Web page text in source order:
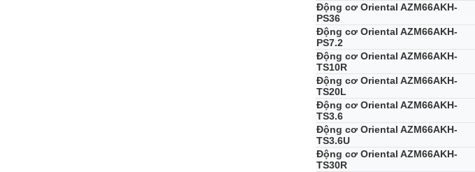
Động cơ Oriental AZM66AKH-
PS36
Động cơ Oriental AZM66AKH-
PS7.2
Động cơ Oriental AZM66AKH-
TS10R
Động cơ Oriental AZM66AKH-
TS20L
Động cơ Oriental AZM66AKH-
TS3.6
Động cơ Oriental AZM66AKH-
TS3.6U
Động cơ Oriental AZM66AKH-
TS30R